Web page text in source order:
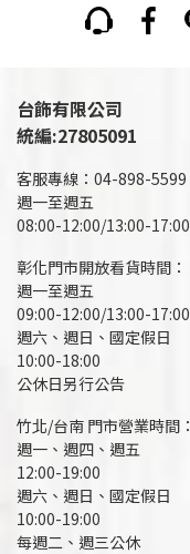
台飾有限公司
統編:27805091
客服專線：04-898-5599
週一至週五
08:00-12:00/13:00-17:00
彰化門市開放看貨時間：
週一至週五
09:00-12:00/13:00-17:00
週六、週日、國定假日
10:00-18:00
公休日另行公告
竹北/台南 門市營業時間：
週一、週四、週五
12:00-19:00
週六、週日、國定假日
10:00-19:00
每週二、週三公休